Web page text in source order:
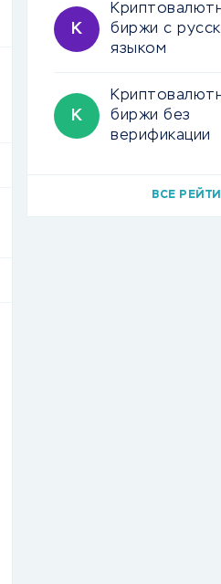
К
биржи с
языком
К
биржи без
верификации
ВСЕ